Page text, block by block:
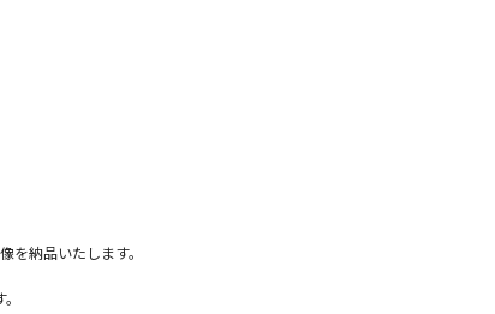
を納品いたします。